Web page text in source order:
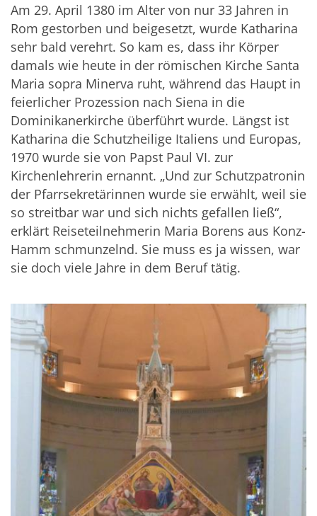
Am 29. April 1380 im Alter von nur 33 Jahren in
Rom gestorben und beigesetzt, wurde Katharina
sehr bald verehrt. So kam es, dass ihr Körper
damals wie heute in der römischen Kirche Santa
Maria sopra Minerva ruht, während das Haupt in
feierlicher Prozession nach Siena in die
Dominikanerkirche überführt wurde. Längst ist
Katharina die Schutzheilige Italiens und Europas,
1970 wurde sie von Papst Paul VI. zur
Kirchenlehrerin ernannt. „Und zur Schutzpatronin
der Pfarrsekretärinnen wurde sie erwählt, weil sie
so streitbar war und sich nichts gefallen ließ“,
erklärt Reiseteilnehmerin Maria Borens aus Konz-
Hamm schmunzelnd. Sie muss es ja wissen, war
sie doch viele Jahre in dem Beruf tätig.